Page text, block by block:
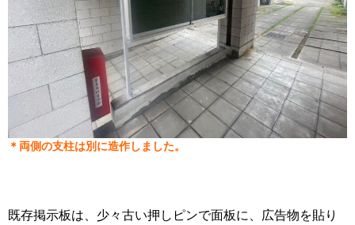
＊両側の支柱は別に造作しました。
既存掲示板は、少々古い押しピンで面板に、広告物を貼り